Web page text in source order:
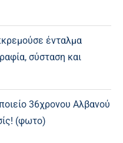
ένταλμα
σύσταση και
36χρονου Αλβανού
(φωτο)